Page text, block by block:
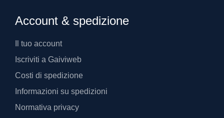
Account & spedizione
Il tuo account
Iscriviti a Gaiviweb
Costi di spedizione
Informazioni su spedizioni
Normativa privacy